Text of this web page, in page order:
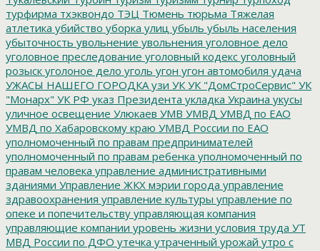
турфирма тхэквондо ТЭЦ Тюмень тюрьма Тяжелая
атлетика убийство уборка улиц убыль убыль населения
убыточность увольнение увольнения уголовное дело
уголовное преследование уголовный кодекс уголовный
розыск уголоное дело уголь угон угон автомобиля удача
УЖАСЫ НАШЕГО ГОРОДКА узи УК УК "ДомСтроСервис" УК
"Монарх" УК РФ указ Президента укладка Украина укусы
уличное освещение Улюкаев УМВ УМВД УМВД по ЕАО
УМВД по Хабаровскому краю УМВД России по ЕАО
уполномоченный по правам предпринимателей
уполномоченный по правам ребенка уполномоченный по
правам человека управление административными
зданиями Управление ЖКХ мэрии города управление
здравоохранения управление культуры управление по
опеке и попечительству управляющая компания
управляющие компании уровень жизни условия труда УТ
МВД России по ДФО утечка утраченный урожай утро с